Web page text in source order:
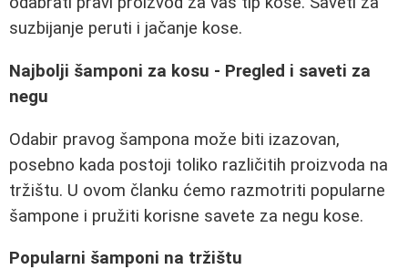
suzbijanje peruti i jačanje kose.
Najbolji šamponi za kosu - Pregled i saveti za
negu
Odabir pravog šampona može biti izazovan,
posebno kada postoji toliko različitih proizvoda na
tržištu. U ovom članku ćemo razmotriti popularne
šampone i pružiti korisne savete za negu kose.
Popularni šamponi na tržištu